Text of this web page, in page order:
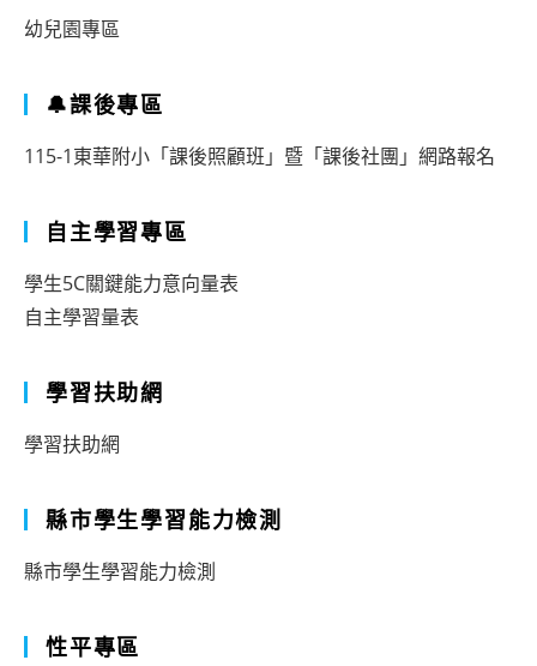
幼兒園專區
🔔課後專區
115-1東華附小「課後照顧班」暨「課後社團」網路報名
自主學習專區
學生5C關鍵能力意向量表
自主學習量表
學習扶助網
學習扶助網
縣市學生學習能力檢測
縣市學生學習能力檢測
性平專區